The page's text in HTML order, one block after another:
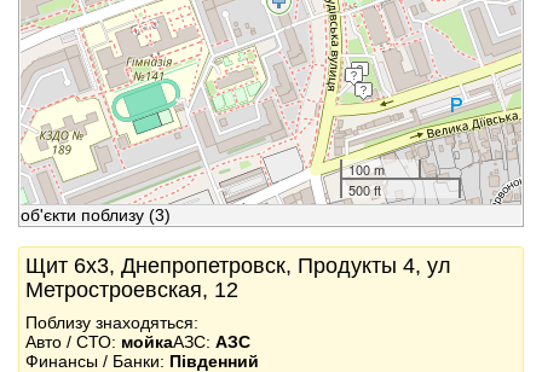
100 m
500 ft
об'єкти поблизу (3)
Щит 6x3, Днепропетровск, Продукты 4, ул
Метростроевская, 12
Поблизу знаходяться:
Авто / СТО: мойкаАЗС: АЗС
Финансы / Банки: Південний